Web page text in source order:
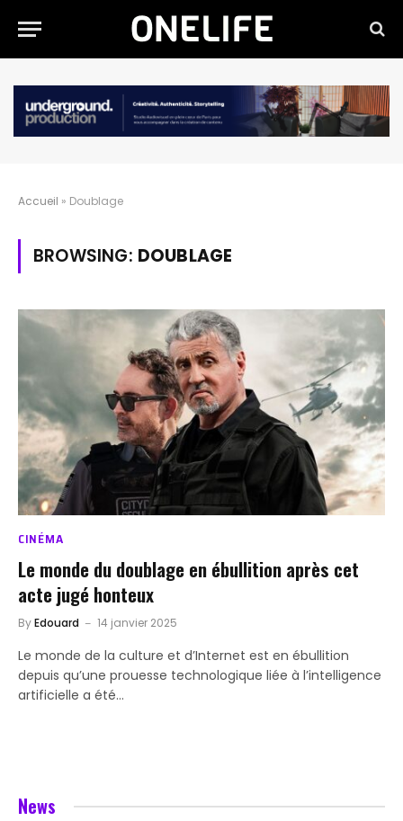
Accueil » Doublage
BROWSING: DOUBLAGE
CINÉMA
Le monde du doublage en ébullition après cet
acte jugé honteux
ByEdouard 14 janvier 2025
Le monde de la culture et d’Internet est en ébullition
depuis qu’une prouesse technologique liée à l’intelligence
artificielle a été…
News